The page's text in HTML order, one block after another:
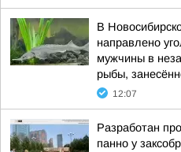
В
направлено
мужчины в
рыбы,
12:07
Разработан
панно у